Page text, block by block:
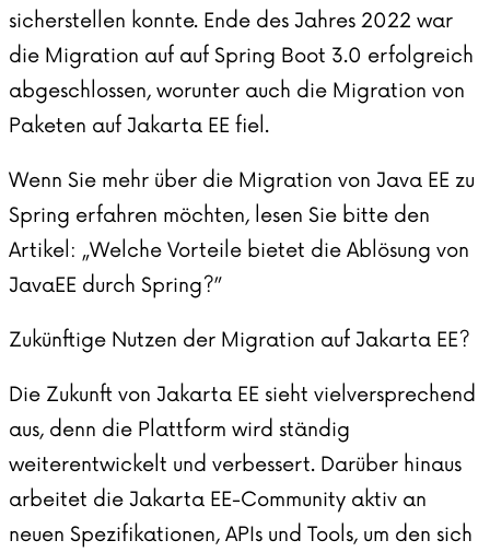
sicherstellen konnte. Ende des Jahres 2022 war
die Migration auf auf Spring Boot 3.0 erfolgreich
abgeschlossen, worunter auch die Migration von
Paketen auf Jakarta EE fiel.
Wenn Sie mehr über die Migration von Java EE zu
Spring erfahren möchten, lesen Sie bitte den
Artikel: „Welche Vorteile bietet die Ablösung von
JavaEE durch Spring?”
Zukünftige Nutzen der Migration auf Jakarta EE?
Die Zukunft von Jakarta EE sieht vielversprechend
aus, denn die Plattform wird ständig
weiterentwickelt und verbessert. Darüber hinaus
arbeitet die Jakarta EE-Community aktiv an
neuen Spezifikationen, APIs und Tools, um den sich